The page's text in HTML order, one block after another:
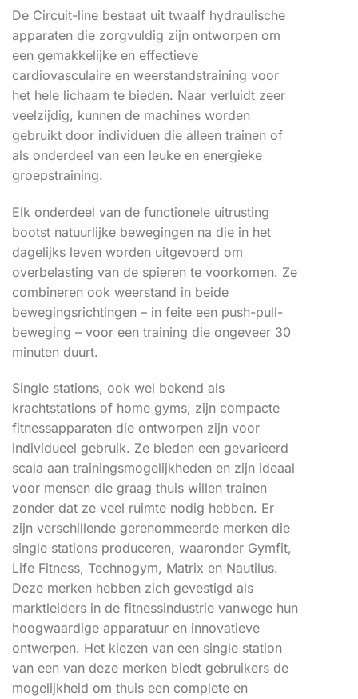
De Circuit-line bestaat uit twaalf hydraulische
apparaten die zorgvuldig zijn ontworpen om
een gemakkelijke en effectieve
cardiovasculaire en weerstandstraining voor
het hele lichaam te bieden. Naar verluidt zeer
veelzijdig, kunnen de machines worden
gebruikt door individuen die alleen trainen of
als onderdeel van een leuke en energieke
groepstraining.
Elk onderdeel van de functionele uitrusting
bootst natuurlijke bewegingen na die in het
dagelijks leven worden uitgevoerd om
overbelasting van de spieren te voorkomen. Ze
combineren ook weerstand in beide
bewegingsrichtingen – in feite een push-pull-
beweging – voor een training die ongeveer 30
minuten duurt.
Single stations, ook wel bekend als
krachtstations of home gyms, zijn compacte
fitnessapparaten die ontworpen zijn voor
individueel gebruik. Ze bieden een gevarieerd
scala aan trainingsmogelijkheden en zijn ideaal
voor mensen die graag thuis willen trainen
zonder dat ze veel ruimte nodig hebben. Er
zijn verschillende gerenommeerde merken die
single stations produceren, waaronder Gymfit,
Life Fitness, Technogym, Matrix en Nautilus.
Deze merken hebben zich gevestigd als
marktleiders in de fitnessindustrie vanwege hun
hoogwaardige apparatuur en innovatieve
ontwerpen. Het kiezen van een single station
van een van deze merken biedt gebruikers de
mogelijkheid om thuis een complete en